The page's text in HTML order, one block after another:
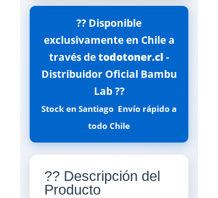
?? Disponible
exclusivamente en Chile a
través detodotoner.cl -
Distribuidor Oficial Bambu
Lab ??
Stock en Santiago  Envío rápido a
todo Chile
?? Descripción del
Producto